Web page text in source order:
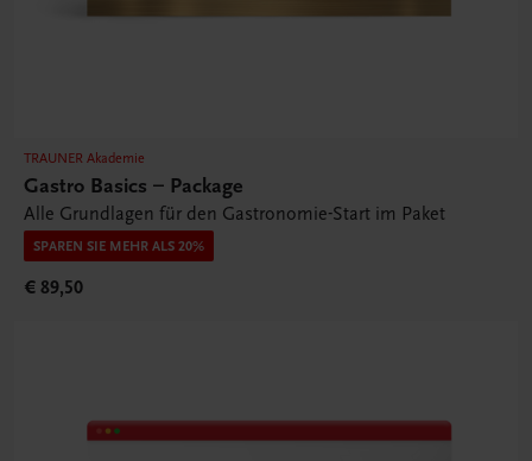
TRAUNER Akademie
Gastro Basics – Package
Alle Grundlagen für den Gastronomie-Start im Paket
SPAREN SIE MEHR ALS 20%
€ 89,50